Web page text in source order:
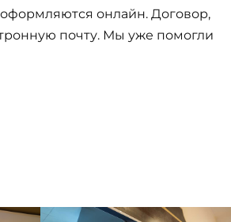
онлайн. Договор,
почту. Мы уже помогли